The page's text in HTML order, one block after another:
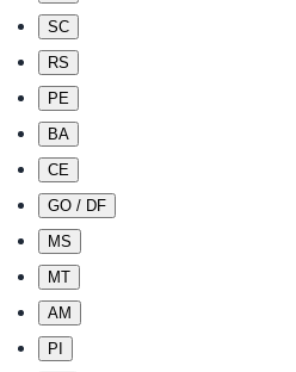
SC
RS
PE
BA
CE
GO / DF
MS
MT
AM
PI